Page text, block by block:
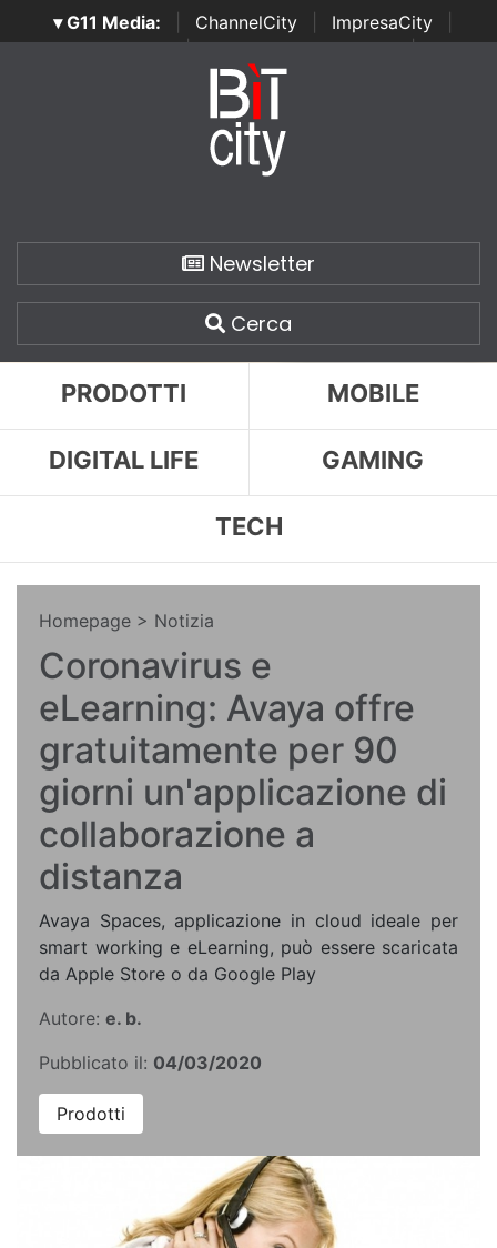
▾ G11 Media: ChannelCity ImpresaCity
SecurityOpenLab | Italian Channel Awards | Italian
Italian Security Awards
Newsletter
Cerca
PRODOTTI MOBILE
DIGITAL LIFE GAMING
TECH
Homepage > Notizia
Coronavirus e
eLearning: Avaya offre
gratuitamente per 90
giorni un'applicazione di
collaborazione a
distanza
Avaya Spaces, applicazione in cloud ideale per
smart working e eLearning, può essere scaricata
da Apple Store o da Google Play
Autore: e. b.
Pubblicato il: 04/03/2020
Prodotti